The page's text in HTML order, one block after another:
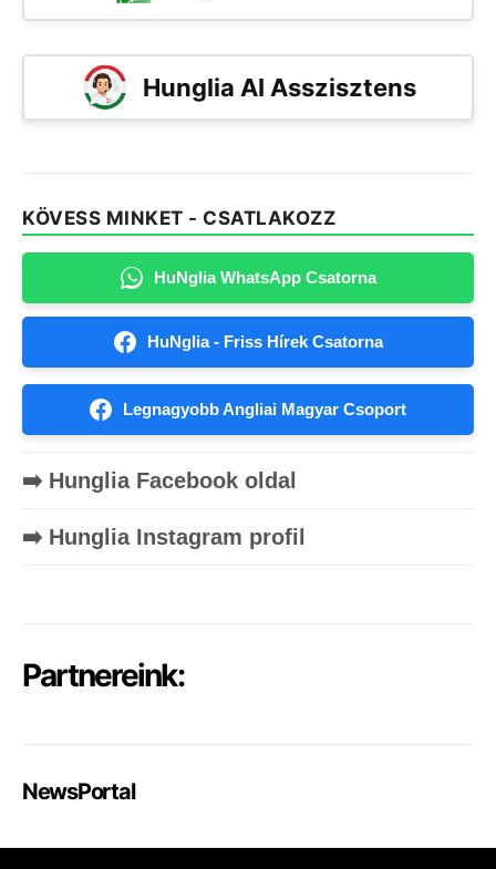
Hunglia AI Asszisztens
KÖVESS MINKET - CSATLAKOZZ
HuNglia WhatsApp Csatorna
HuNglia - Friss Hírek Csatorna
Legnagyobb Angliai Magyar Csoport
➡️ Hunglia Facebook oldal
➡️ Hunglia Instagram profil
Partnereink:
NewsPortal